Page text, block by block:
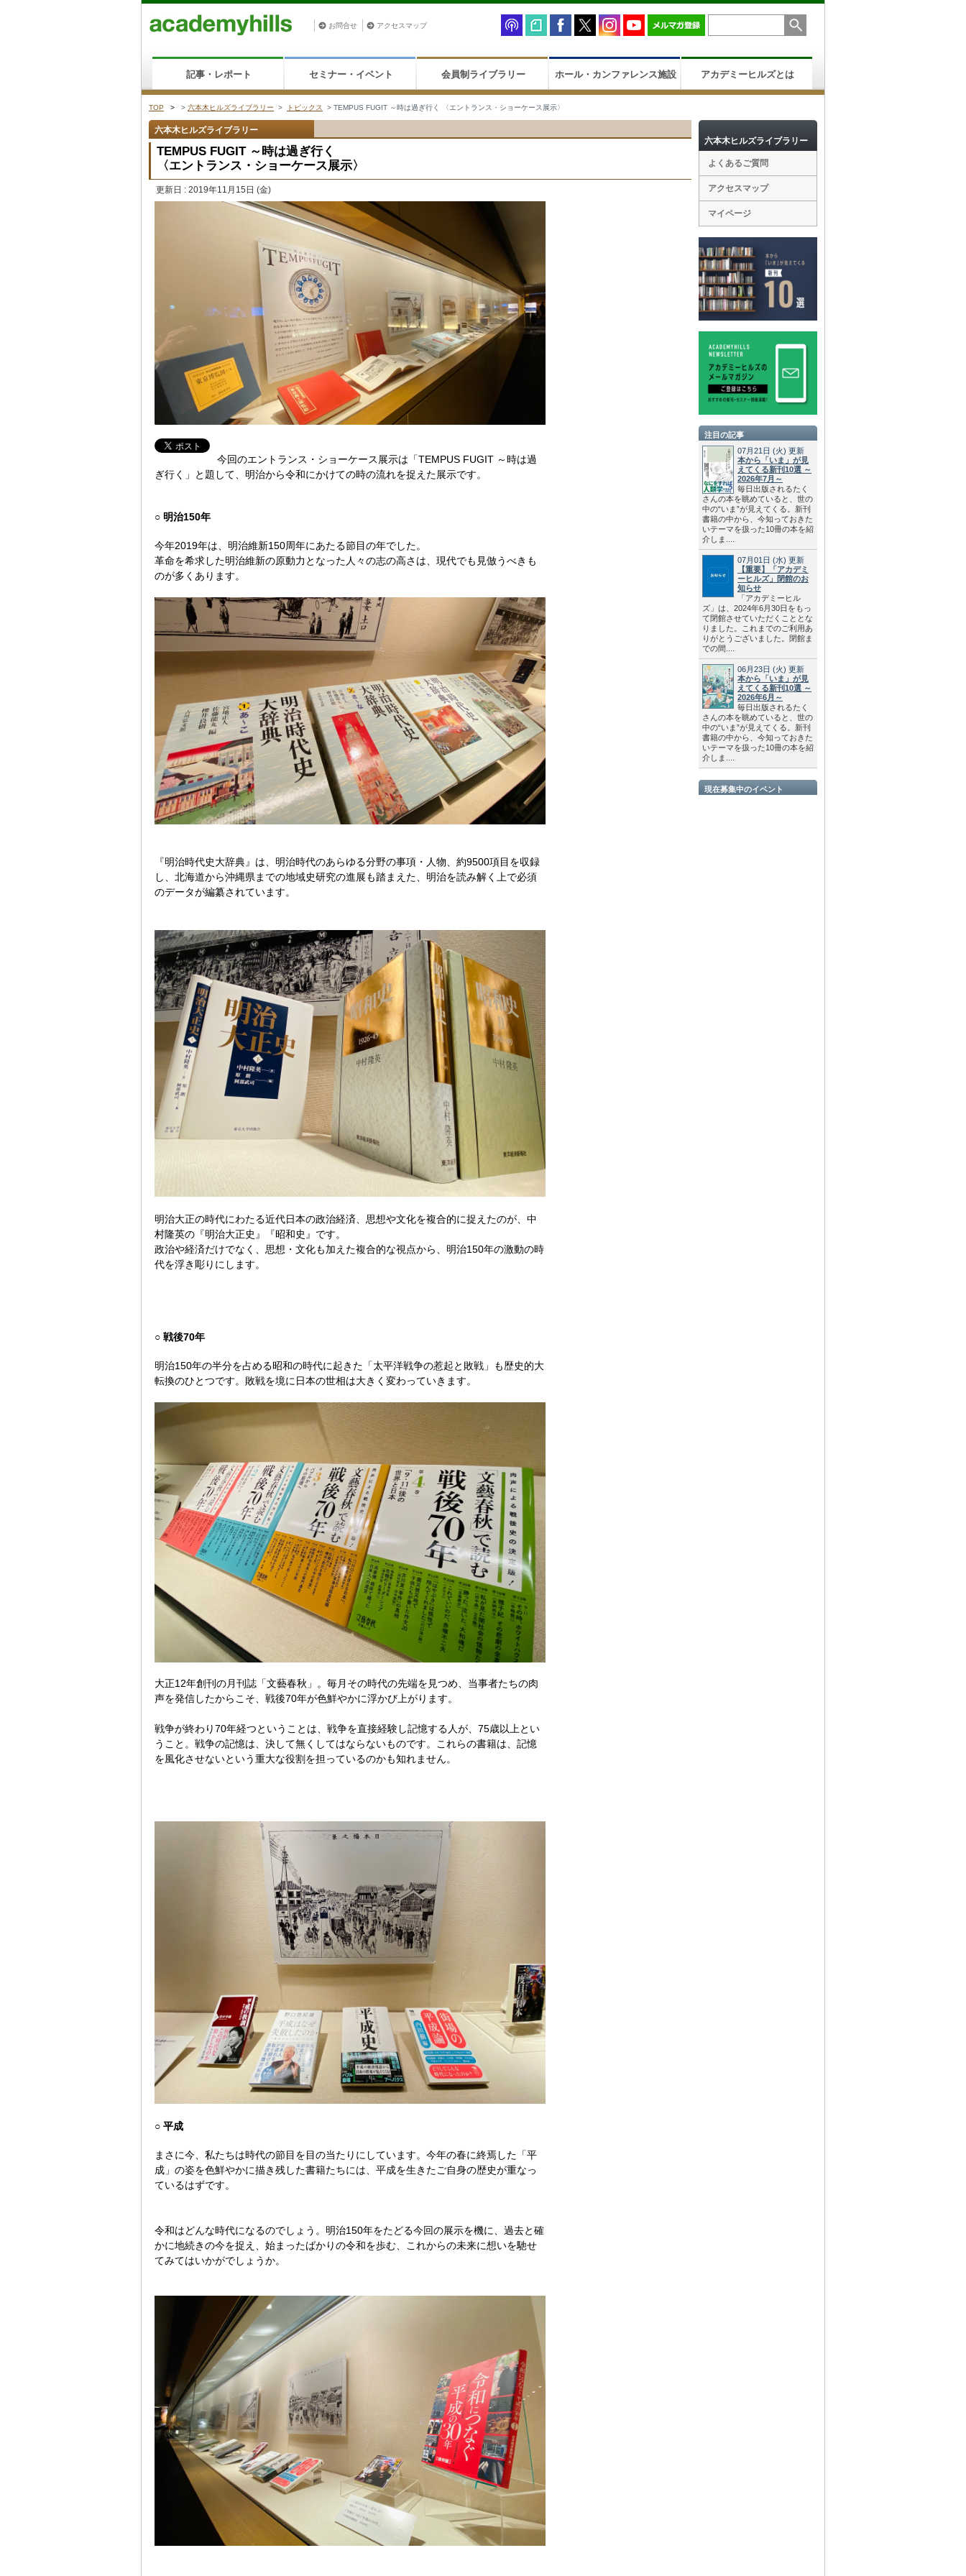
お問合せ アクセスマップ
記事・レポート セミナー・イベント 会員制ライブラリー ホール・カンファレンス施設 アカデミーヒルズとは
TOP > > 六本木ヒルズライブラリー > トピックス > TEMPUS FUGIT ～時は過ぎ行く 〈エントランス・ショーケース展示〉
六本木ヒルズライブラリー
TEMPUS FUGIT ～時は過ぎ行く
〈エントランス・ショーケース展示〉
更新日 : 2019年11月15日 (金)
今回のエントランス・ショーケース展示は「TEMPUS FUGIT ～時は過
ぎ行く」と題して、明治から令和にかけての時の流れを捉えた展示です。
○ 明治150年
今年2019年は、明治維新150周年にあたる節目の年でした。
革命を希求した明治維新の原動力となった人々の志の高さは、現代でも見倣うべきも
のが多くあります。
『明治時代史大辞典』は、明治時代のあらゆる分野の事項・人物、約9500項目を収録
し、北海道から沖縄県までの地域史研究の進展も踏まえた、明治を読み解く上で必須
のデータが編纂されています。
明治大正の時代にわたる近代日本の政治経済、思想や文化を複合的に捉えたのが、中
村隆英の『明治大正史』『昭和史』です。
政治や経済だけでなく、思想・文化も加えた複合的な視点から、明治150年の激動の時
代を浮き彫りにします。
○ 戦後70年
明治150年の半分を占める昭和の時代に起きた「太平洋戦争の惹起と敗戦」も歴史的大
転換のひとつです。敗戦を境に日本の世相は大きく変わっていきます。
大正12年創刊の月刊誌「文藝春秋」。毎月その時代の先端を見つめ、当事者たちの肉
声を発信したからこそ、戦後70年が色鮮やかに浮かび上がります。
戦争が終わり70年経つということは、戦争を直接経験し記憶する人が、75歳以上とい
うこと。戦争の記憶は、決して無くしてはならないものです。これらの書籍は、記憶
を風化させないという重大な役割を担っているのかも知れません。
○ 平成
まさに今、私たちは時代の節目を目の当たりにしています。今年の春に終焉した「平
成」 の姿を色鮮やかに描き残した書籍たちには、平成を生きたご自身の歴史が重なっ
ているはずです。
令和はどんな時代になるのでしょう。明治150年をたどる今回の展示を機に、過去と確
かに地続きの今を捉え、始まったばかりの令和を歩む、これからの未来に想いを馳せ
てみてはいかがでしょうか。
六本木ヒルズライブラリー
よくあるご質問
アクセスマップ
マイページ
注目の記事
07月21日 (火) 更新
本から「いま」が見
えてくる新刊10選 ～
2026年7月～
毎日出版されるたく
さんの本を眺めていると、世の
中の“いま”が見えてくる。新刊
書籍の中から、今知っておきた
いテーマを扱った10冊の本を紹
介しま....
07月01日 (水) 更新
【重要】「アカデミ
ーヒルズ」閉館のお
知らせ
「アカデミーヒル
ズ」は、2024年6月30日をもっ
て閉館させていただくこととな
りました。これまでのご利用あ
りがとうございました。閉館ま
での間....
06月23日 (火) 更新
本から「いま」が見
えてくる新刊10選 ～
2026年6月～
毎日出版されるたく
さんの本を眺めていると、世の
中の“いま”が見えてくる。新刊
書籍の中から、今知っておきた
いテーマを扱った10冊の本を紹
介しま....
現在募集中のイベント